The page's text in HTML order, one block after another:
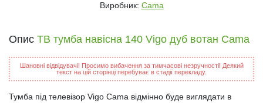
Виробник: Cama
Опис ТВ тумба навісна 140 Vigo дуб вотан Cama
Шановні відвідувачі! Просимо вибачення за тимчасові незручності! Деякий
текст на цій сторінці перебуває в стадії перекладу.
Тумба під телевізор Vigo Cama відмінно буде виглядати в